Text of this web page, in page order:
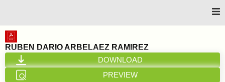
Inicio
Nosotros
RUBEN DARIO ARBELAEZ RAMIREZ
DOWNLOAD
PREVIEW